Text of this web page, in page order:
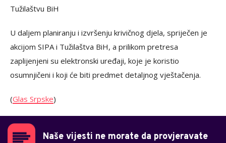
Tužilaštvu BiH
U daljem planiranju i izvršenju krivičnog djela, spriječen je
akcijom SIPA i Tužilaštva BiH, a prilikom pretresa
zaplijenjeni su elektronski uređaji, koje je koristio
osumnjičeni i koji će biti predmet detaljnog vještačenja.
(Glas Srpske)
Naše vijesti ne morate da provjeravate